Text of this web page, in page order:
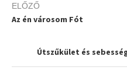
ELŐZŐ
Az én városom Fót
Útszűkület és